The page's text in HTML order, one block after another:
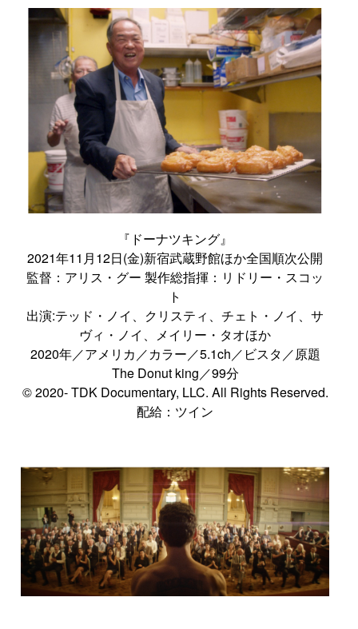
『ドーナツキング』
2021年11月12日(金)新宿武蔵野館ほか全国順次公開
監督：アリス・グー 製作総指揮：リドリー・スコッ
ト
出演:テッド・ノイ、クリスティ、チェト・ノイ、サ
ヴィ・ノイ、メイリー・タオほか
2020年／アメリカ／カラー／5.1ch／ビスタ／原題
The Donut king／99分
© 2020- TDK Documentary, LLC. All Rights Reserved.
配給：ツイン